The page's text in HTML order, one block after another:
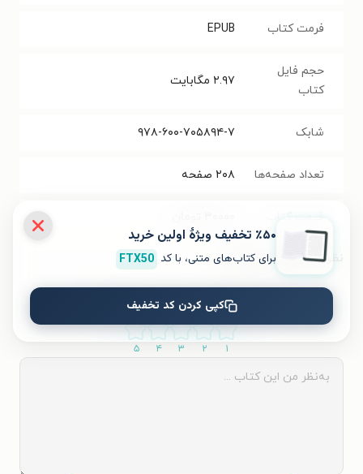
فرمت کتاب EPUB
حجم فایل
کتاب
۲.۹۷ مگابایت
شابک ۹۷۸-۶۰۰-۷۰۵۸۹۴-۷
تعداد صفحه‌ها ۲۰۸ صفحه
نظر شما دربارهٔ این کتاب
به این کتاب چه امتیازی می‌دهید؟
۱ ۲ ۳ ۴ ۵
٪۵۰ تخفیف ویژۀ اولین خرید
برای کتاب‌های متنی، با کد FTX50
کپی کردن کد تخفیف